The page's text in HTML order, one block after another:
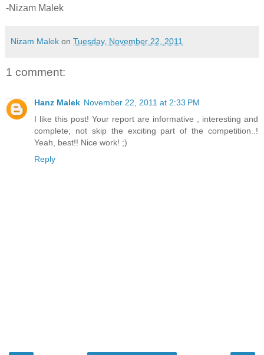
-Nizam Malek
Nizam Malek on Tuesday, November 22, 2011
1 comment:
Hanz Malek November 22, 2011 at 2:33 PM
I like this post! Your report are informative , interesting and
complete; not skip the exciting part of the competition..!
Yeah, best!! Nice work! ;)
Reply